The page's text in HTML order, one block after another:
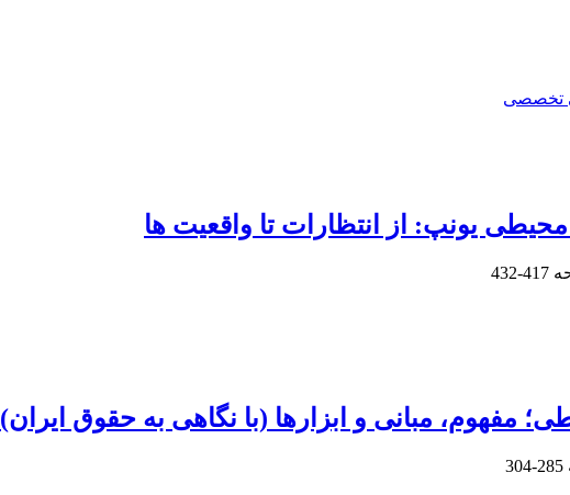
تخصصی
یونپ: از انتظارات تا واقعیت ها
417-432
مفهوم، مبانی و ابزارها (با نگاهی به حقوق ایران)
285-304